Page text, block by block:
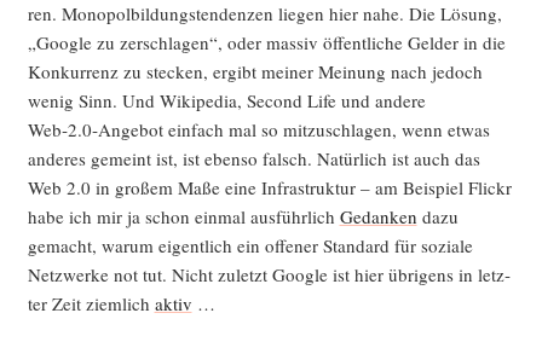
ren. Mono­pol­bil­dungs­ten­den­zen lie­gen hier nahe. Die Lösung,
„Goog­le zu zer­schla­gen“, oder mas­siv öffent­li­che Gel­der in die
Kon­kur­renz zu ste­cken, ergibt mei­ner Mei­nung nach jedoch
wenig Sinn. Und Wiki­pe­dia, Second Life und ande­re
Web‑2.0‑Angebot ein­fach mal so mit­zu­schla­gen, wenn etwas
ande­res gemeint ist, ist eben­so falsch. Natür­lich ist auch das
Web 2.0 in gro­ßem Maße eine Infra­struk­tur – am Bei­spiel Flickr
habe ich mir ja schon ein­mal aus­führ­lich Gedan­ken dazu
gemacht, war­um eigent­lich ein offe­ner Stan­dard für sozia­le
Netz­wer­ke not tut. Nicht zuletzt Goog­le ist hier übri­gens in letz­
ter Zeit ziem­lich aktiv …